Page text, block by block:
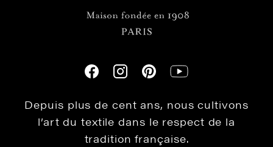
Depuis plus de cent ans, nous cultivons
l’art du textile dans le respect de la
tradition française.